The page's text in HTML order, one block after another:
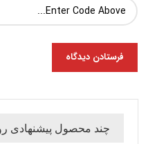
چند محصول پیشنهادی